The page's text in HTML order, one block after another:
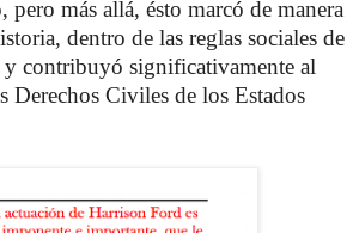
pero más allá, ésto marcó de manera
dentro de las reglas sociales de
y contribuyó significativamente al
Civiles de los Estados